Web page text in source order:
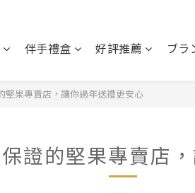
伴手禮盒 好評推薦 ブラ
堅果專賣店，讓你過年送禮更安心
證的堅果專賣店